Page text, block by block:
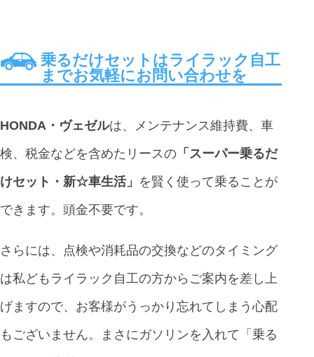
乗るだけセットはライラック自工
までお気軽にお問い合わせを
HONDA・ヴェゼルは、メンテナンス維持費、車
検、税金などを含めたリースの 「スーパー乗るだ
けセット・新☆車生活」 を賢く使って乗ることが
できます。頭金不要です。
さらには、点検や消耗品の交換などのタイミング
は私どもライラック自工の方からご案内を差し上
げますので、お客様がうっかり忘れてしまう心配
もございません。まさにガソリンを入れて「乗る